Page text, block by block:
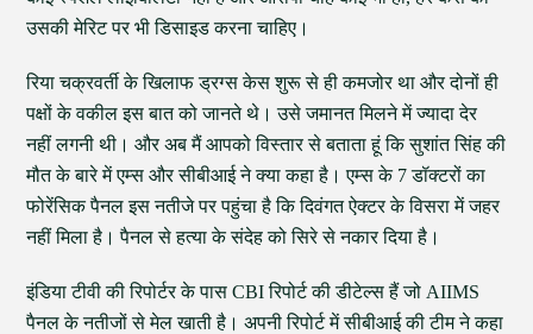
उसकी मेरिट पर भी डिसाइड करना चाहिए।
रिया चक्रवर्ती के खिलाफ ड्रग्स केस शुरू से ही कमजोर था और दोनों ही
पक्षों के वकील इस बात को जानते थे। उसे जमानत मिलने में ज्यादा देर
नहीं लगनी थी। और अब मैं आपको विस्तार से बताता हूं कि सुशांत सिंह की
मौत के बारे में एम्स और सीबीआई ने क्या कहा है। एम्स के 7 डॉक्टरों का
फोरेंसिक पैनल इस नतीजे पर पहुंचा है कि दिवंगत ऐक्टर के विसरा में जहर
नहीं मिला है। पैनल से हत्या के संदेह को सिरे से नकार दिया है।
इंडिया टीवी की रिपोर्टर के पास CBI रिपोर्ट की डीटेल्स हैं जो AIIMS
पैनल के नतीजों से मेल खाती है। अपनी रिपोर्ट में सीबीआई की टीम ने कहा